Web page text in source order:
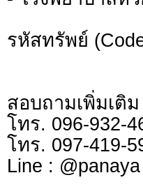
รหัสทรัพย์
สอบถามเพิ่มเติ
โทร. 096-932-
โทร. 097-419-
Line :